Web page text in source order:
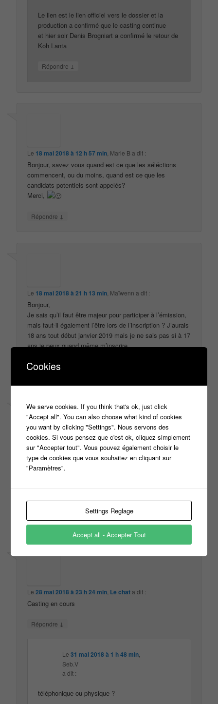
Le lien est le lien officiel vers le dossier et la
production a confirmé que le casting continue
et hier soir Denis Brogniart a confirmé le retour de
Koh Lanta
Répondre ↓
Le 18 mai 2018 à 12 h 57 min Marie B a dit :
Bonjour, savez vous quand est ce que les séléctions
commencent, ou du moins, quand est ce que les
candidats potentiels sont appelés?
Merci,
Répondre ↓
Le 18 mai 2018 à 21 h 13 min Maïwenn a dit :
Bonjour,
Je sais qu’il faut être majeur pour participer à l’émission,
mais faut-il également l’être lors de l’inscription ? J’aurais
18 ans tout début janvier 2019 mais je ne sais pas si à 17
ans je peux quand même m’inscrire
Répondre↓
Le27 mai 2018 à 11 h 27 min,MARTZ a dit :
bonjour
je suis l’émission koh lanta depuis 2001
Le28 mai 2018 à 23 h 24 min Le chata dit :
Casting en cours
Répondre ↓
Le31 mai 2018 à 1 h 48 min
Seb.V
a dit :
téléphonique ou physique ?
Cookies
We serve cookies. If you think that's ok, just click
"Accept all". You can also choose what kind of cookies
you want by clicking "Settings". Nous servons des
cookies. Si vous pensez que c'est ok, cliquez simplement
sur "Accepter tout". Vous pouvez également choisir le
type de cookies que vous souhaitez en cliquant sur
"Paramètres".
Settings Reglage
Accept all - Accepter Tout